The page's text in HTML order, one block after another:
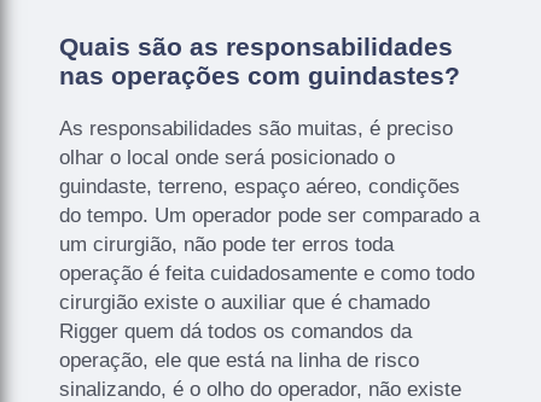
Quais são as responsabilidades
nas operações com guindastes?
As responsabilidades são muitas, é preciso
olhar o local onde será posicionado o
guindaste, terreno, espaço aéreo, condições
do tempo. Um operador pode ser comparado a
um cirurgião, não pode ter erros toda
operação é feita cuidadosamente e como todo
cirurgião existe o auxiliar que é chamado
Rigger quem dá todos os comandos da
operação, ele que está na linha de risco
sinalizando, é o olho do operador, não existe